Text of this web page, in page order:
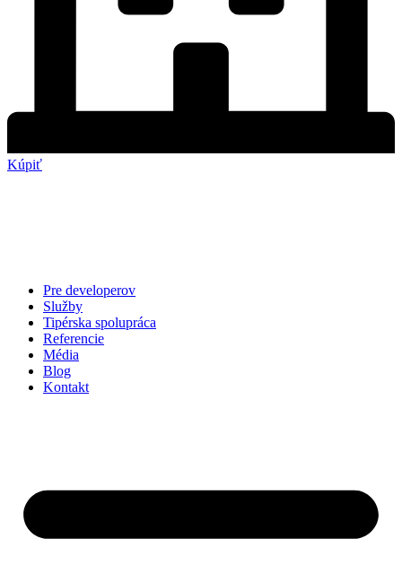
Kúpiť
Pre developerov
Služby
Tipérska spolupráca
Referencie
Média
Blog
Kontakt